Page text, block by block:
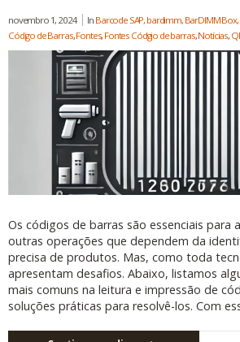
novembro 1, 2024 In Barcode SAP, bardimm, BarDIMM
Código de Barras,Fontes, Fontes Códgio de barras,Notícias,
Os códigos de barras são essenciais para
outras operações que dependem da
precisa de produtos. Mas, como toda
apresentam desafios. Abaixo, listamos
mais comuns na leitura e impressão de
soluções práticas para resolvê-los. Com